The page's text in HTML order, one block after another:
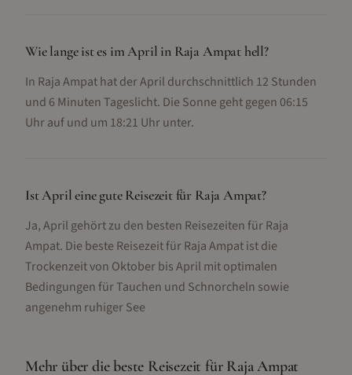
Wie lange ist es im April in Raja Ampat hell?
In Raja Ampat hat der April durchschnittlich 12 Stunden
und 6 Minuten Tageslicht. Die Sonne geht gegen 06:15
Uhr auf und um 18:21 Uhr unter.
Ist April eine gute Reisezeit für Raja Ampat?
Ja, April gehört zu den besten Reisezeiten für Raja
Ampat. Die beste Reisezeit für Raja Ampat ist die
Trockenzeit von Oktober bis April mit optimalen
Bedingungen für Tauchen und Schnorcheln sowie
angenehm ruhiger See
Mehr über die beste Reisezeit für Raja Ampat